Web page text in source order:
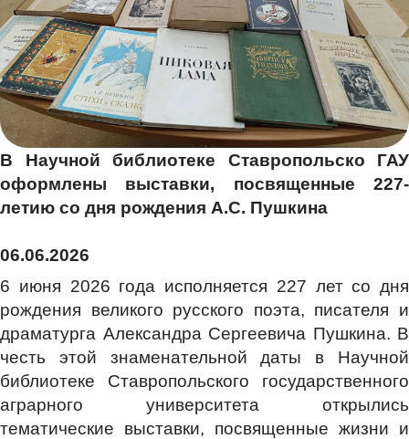
В Научной библиотеке Ставропольско ГАУ
оформлены выставки, посвященные 227-
летию со дня рождения А.С. Пушкина
06.06.2026
6 июня 2026 года исполняется 227 лет со дня
рождения великого русского поэта, писателя и
драматурга Александра Сергеевича Пушкина. В
честь этой знаменательной даты в Научной
библиотеке Ставропольского государственного
аграрного университета открылись
тематические выставки, посвященные жизни и